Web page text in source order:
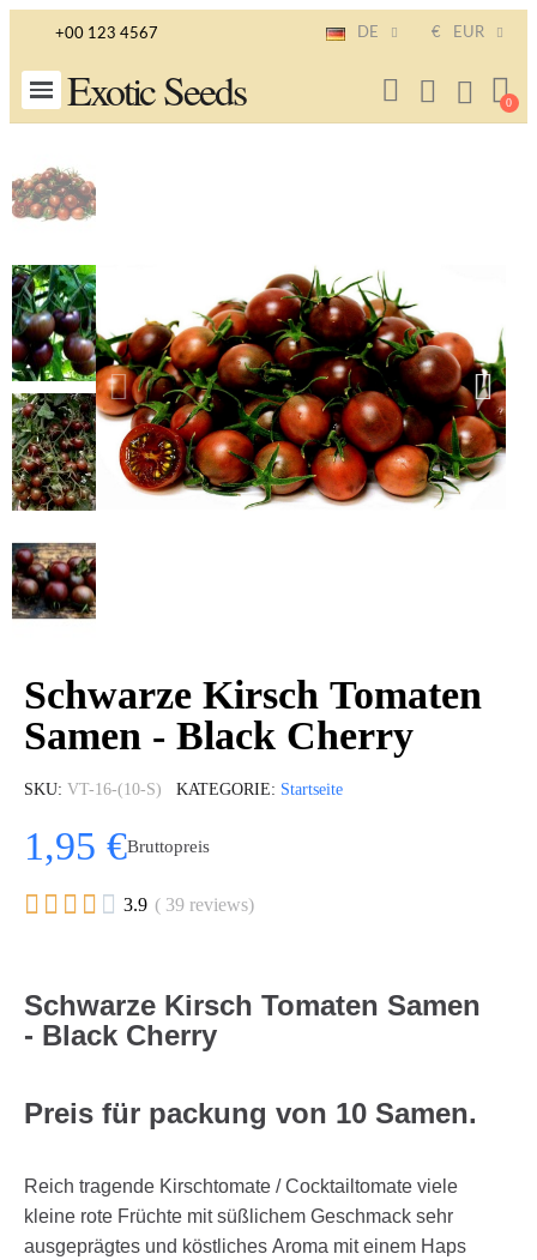
+00 123 4567 DE € EUR
Exotic Seeds
Schwarze Kirsch Tomaten
Samen - Black Cherry
SKU VT-16-(10-S) KATEGORIE Startseite
1,95 €Bruttopreis
     3.9 ( 39 reviews)
Schwarze Kirsch Tomaten Samen
- Black Cherry
Preis für packung von 10 Samen.
Reich tragende Kirschtomate / Cocktailtomate viele
kleine rote Früchte mit süßlichem Geschmack sehr
ausgeprägtes und köstliches Aroma mit einem Haps